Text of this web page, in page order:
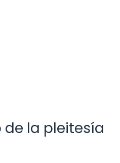
de la pleitesía